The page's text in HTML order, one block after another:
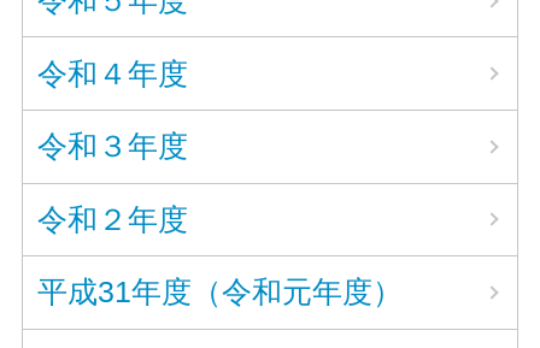
令和４年度
令和３年度
令和２年度
平成31年度（令和元年度）